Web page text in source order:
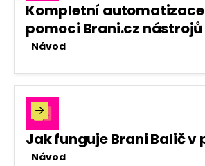
Kompletní automatizace
pomoci Brani.cz nástrojů
Návod
Jak funguje Brani Balič v
Návod
